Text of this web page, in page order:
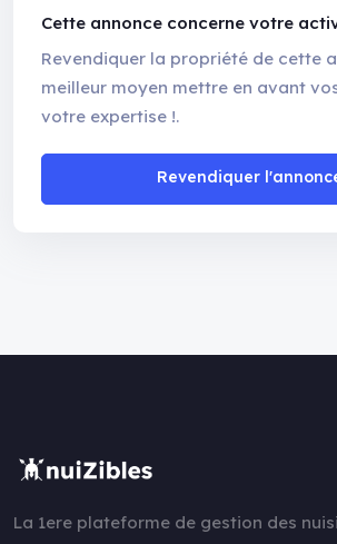
Cette annonce concerne votre
Revendiquer la propriété de cette
meilleur moyen mettre en avant
votre expertise !.
Revendiquer
La 1ere plateforme de gestion des